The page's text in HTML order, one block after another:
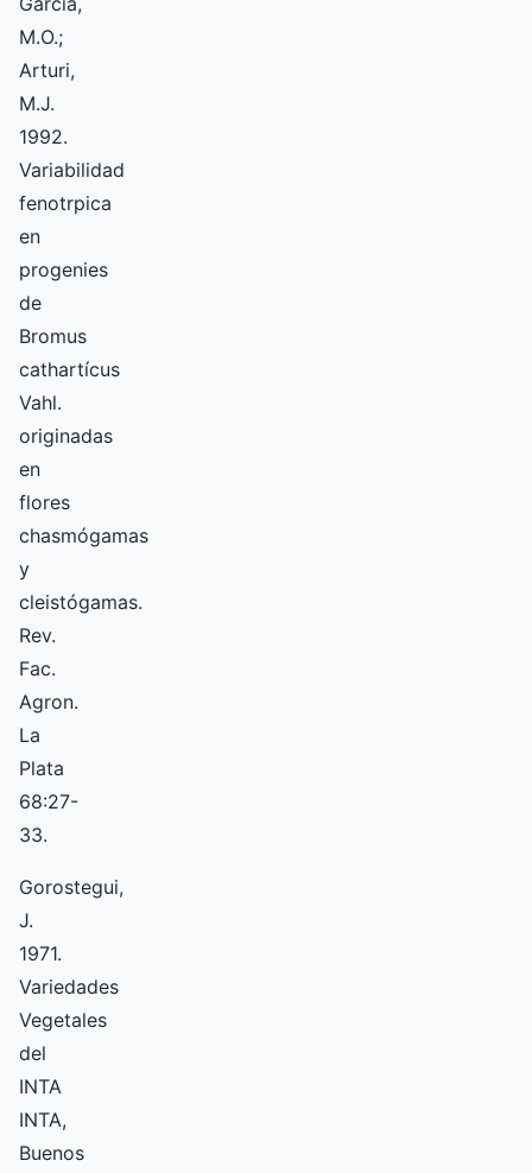
M.O.;
Arturi,
M.J.
1992.
Variabilidad
fenotrpica
en
progenies
de
Bromus
cathartícus
Vahl.
originadas
en
flores
chasmógamas
y
cleistógamas.
Rev.
Fac.
Agron.
La
Plata
68:27-
33.
Gorostegui,
J.
1971.
Variedades
Vegetales
del
INTA
INTA,
Buenos